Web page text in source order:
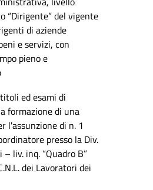
“Dirigente” del vigente
di aziende
e servizi, con
pieno e
ed esami di
formazione di una
l'assunzione di n. 1
presso la Div.
liv. inq. “Quadro B”
dei Lavoratori dei